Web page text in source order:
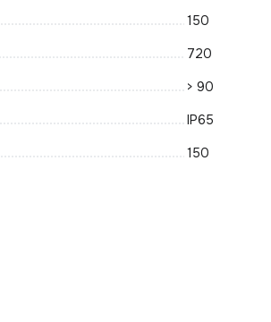
150
720
> 90
IP65
150